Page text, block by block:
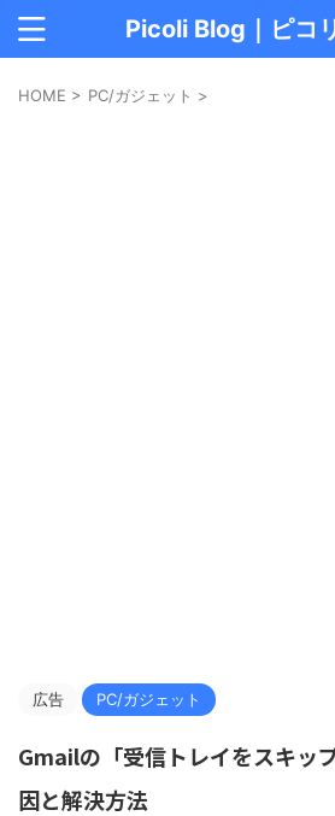
Picoli Blog｜ピコ
HOME > PC/ガジェット >
広告 PC/ガジェット
Gmailの「受信トレイをスキッ
因と解決方法